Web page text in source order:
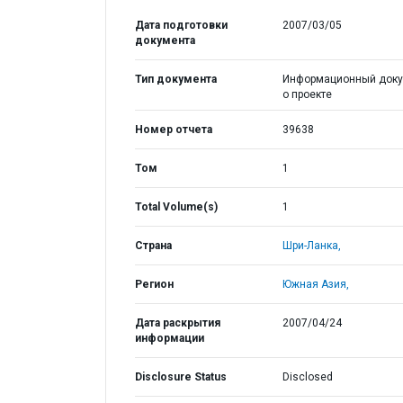
Дата подготовки
документа
2007/03/05
Тип документа
Информационный
о проекте
Номер отчета 39638
Том 1
Total Volume(s) 1
Страна Шри-Ланка,
Регион Южная Азия,
Дата раскрытия
информации
2007/04/24
Disclosure Status Disclosed